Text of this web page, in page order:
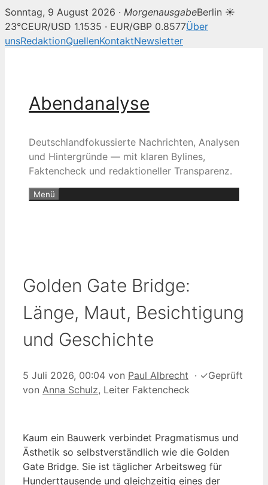
Sonntag, 9 August 2026 · MorgenausgabeBerlin ☀
23°CEUR/USD 1.1535 · EUR/GBP 0.8577Über
unsRedaktionQuellenKontaktNewsletter
Abendanalyse
Deutschlandfokussierte Nachrichten, Analysen
und Hintergründe — mit klaren Bylines,
Faktencheck und redaktioneller Transparenz.
Menü
Golden Gate Bridge:
Länge, Maut, Besichtigung
und Geschichte
5 Juli 2026, 00:04 von Paul Albrecht · ✓Geprüft
von Anna Schulz, Leiter Faktencheck
Kaum ein Bauwerk verbindet Pragmatismus und
Ästhetik so selbstverständlich wie die Golden
Gate Bridge. Sie ist täglicher Arbeitsweg für
Hunderttausende und gleichzeitig eines der